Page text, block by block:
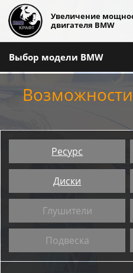
Увеличение
двигателя BMW
Выбор модели BMW
Ресурс
Диски
Глушители
Подвеска